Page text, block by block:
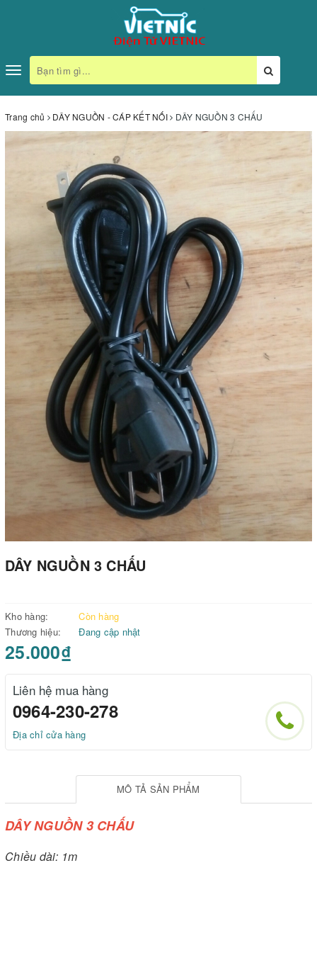
Toggle
navigation
Trang chủ DÂY NGUỒN - CÁP KẾT NỐI DÂY NGUỒN 3 CHẤU
DÂY NGUỒN 3 CHẤU
Kho hàng:
Còn hàng
Thương hiệu:
Đang cập nhật
25.000₫
Liên hệ mua hàng
0964-230-278
Địa chỉ cửa hàng
MÔ TẢ SẢN PHẨM
DÂY NGUỒN 3 CHẤU
Chiều dài: 1m